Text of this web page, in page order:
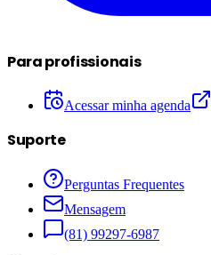
Para profissionais
Acessar minha agenda
Suporte
Perguntas Frequentes
Mensagem
(81) 99297-6987